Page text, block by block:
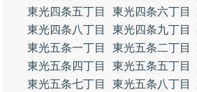
東光四条五丁目
東光四条六丁目
東光四条八丁目
東光四条九丁目
東光五条一丁目
東光五条二丁目
東光五条四丁目
東光五条五丁目
東光五条七丁目
東光五条八丁目